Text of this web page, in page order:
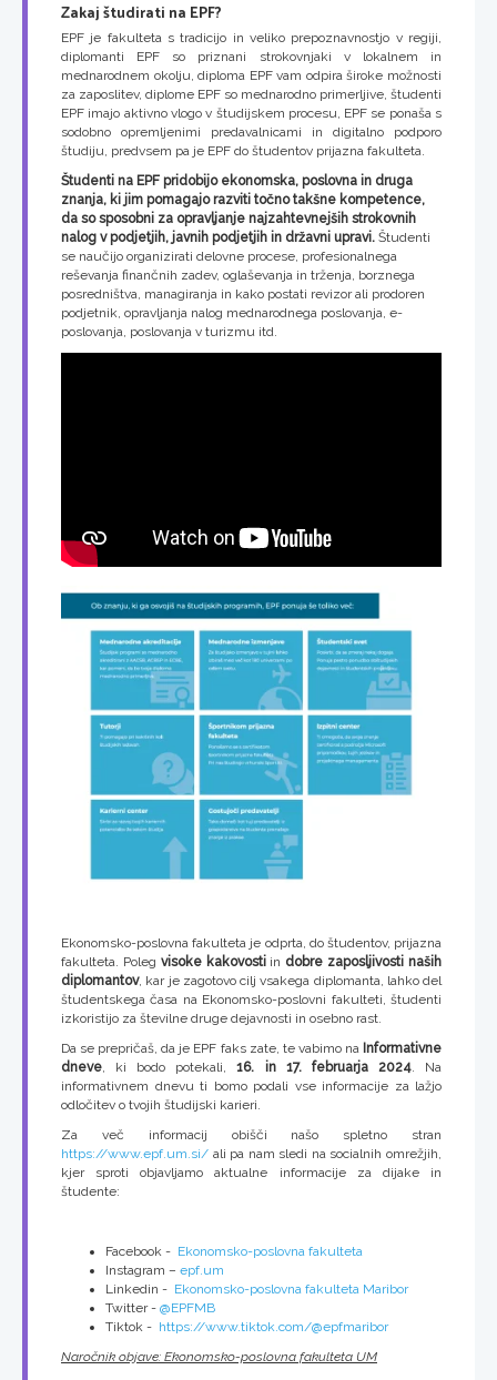
Zakaj študirati na EPF?
EPF je fakulteta s tradicijo in veliko prepoznavnostjo v regiji,
diplomanti EPF so priznani strokovnjaki v lokalnem in
mednarodnem okolju, diploma EPF vam odpira široke možnosti
za zaposlitev, diplome EPF so mednarodno primerljive, študenti
EPF imajo aktivno vlogo v študijskem procesu, EPF se ponaša s
sodobno opremljenimi predavalnicami in digitalno podporo
študiju, predvsem pa je EPF do študentov prijazna fakulteta.
Študenti na EPF pridobijo ekonomska, poslovna in druga
znanja, ki jim pomagajo razviti točno takšne kompetence,
da so sposobni za opravljanje najzahtevnejših strokovnih
nalog v podjetjih, javnih podjetjih in državni upravi. Študenti
se naučijo organizirati delovne procese, profesionalnega
reševanja finančnih zadev, oglaševanja in trženja, borznega
posredništva, managiranja in kako postati revizor ali prodoren
podjetnik, opravljanja nalog mednarodnega poslovanja, e-
poslovanja, poslovanja v turizmu itd.
Ekonomsko-poslovna fakulteta je odprta, do študentov, prijazna
fakulteta. Poleg visoke kakovostiin dobre zaposljivosti naših
diplomantov, kar je zagotovo cilj vsakega diplomanta, lahko del
študentskega časa na Ekonomsko-poslovni fakulteti, študenti
izkoristijo za številne druge dejavnosti in osebno rast.
Da se prepričaš, da je EPF faks zate, te vabimo na Informativne
dneve, ki bodo potekali,16. in 17. februarja 2024. Na
informativnem dnevu ti bomo podali vse informacije za lažjo
odločitev o tvojih študijski karieri.
Za več informacij obišči našo spletno stran
https://www.epf.um.si/ ali pa nam sledi na socialnih omrežjih,
kjer sproti objavljamo aktualne informacije za dijake in
študente:
Facebook - Ekonomsko-poslovna fakulteta
Instagram – epf.um
Linkedin - Ekonomsko-poslovna fakulteta Maribor
Twitter - @EPFMB
Tiktok - https://www.tiktok.com/@epfmaribor
Naročnik objave: Ekonomsko-poslovna fakulteta UM